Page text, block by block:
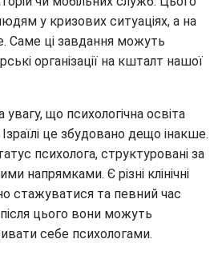
у кризових ситуаціях, а на
Саме ці завдання можуть
організації на кшталт нашої
увагу, що психологічна освіта
це збудовано дещо інакше.
психолога, структуровані за
напрямками. Є різні клінічні
стажуватися та певний час
цього вони можуть
себе психологами.